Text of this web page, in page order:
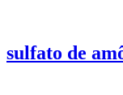
sulfato de